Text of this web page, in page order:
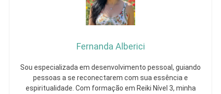
Fernanda Alberici
Sou especializada em desenvolvimento pessoal, guiando
pessoas a se reconectarem com sua essência e
espiritualidade. Com formação em Reiki Nível 3, minha